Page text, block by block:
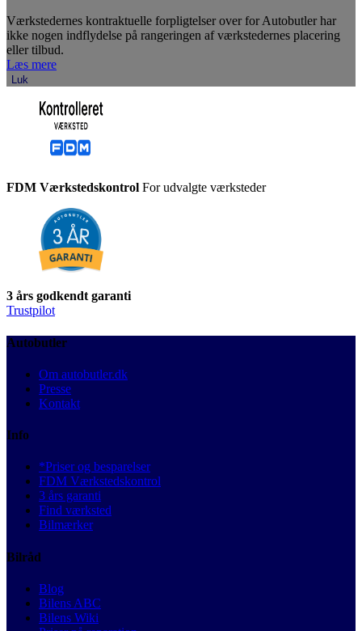
Værkstedernes kontraktuelle forpligtelser over for Autobutler har
ikke nogen indflydelse på rangeringen af værkstedernes placering
eller tilbud.
Læs mere
Luk
FDM Værkstedskontrol For udvalgte værksteder
3 års godkendt garanti
Trustpilot
Autobutler
Om autobutler.dk
Presse
Kontakt
Info
*Priser og besparelser
FDM Værkstedskontrol
3 års garanti
Find værksted
Bilmærker
Bilråd
Blog
Bilens ABC
Bilens Wiki